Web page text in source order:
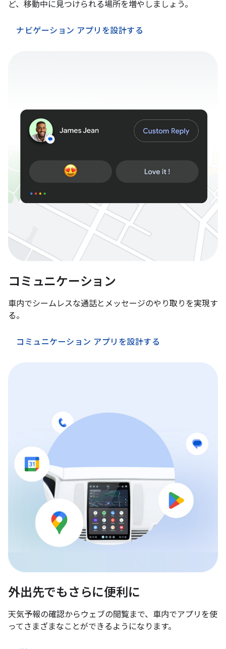
ど、移動中に見つけられる場所を増やしましょう。
ナビゲーション アプリを設計する
コミュニケーション
車内でシームレスな通話とメッセージのやり取りを実現す
る。
コミュニケーション アプリを設計する
外出先でもさらに便利に
天気予報の確認からウェブの閲覧まで、車内でアプリを使
ってさまざまなことができるようになります。